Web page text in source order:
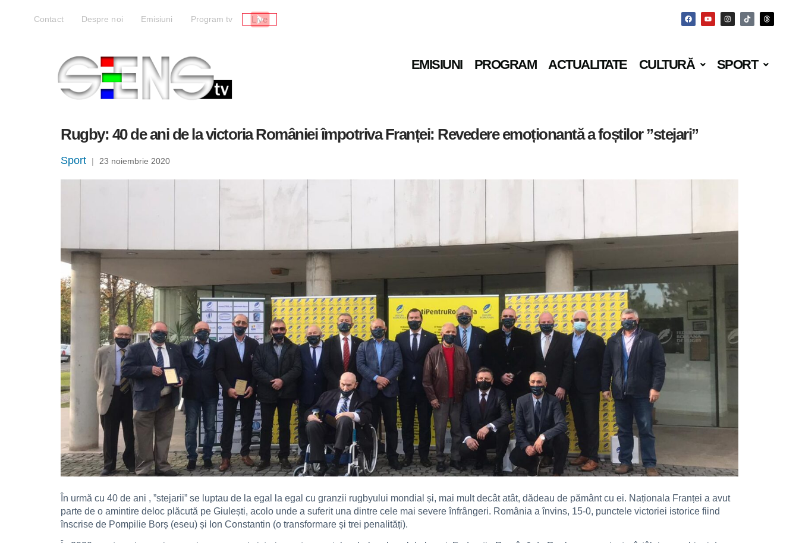
Contact Despre noi Emisiuni Program tv Live
EMISIUNI PROGRAM ACTUALITATE CULTURĂ SPORT
Rugby: 40 de ani de la victoria României împotriva Franței: Revedere emoționantă a foștilor ”stejari”
Sport | 23 noiembrie 2020
În urmă cu 40 de ani , ”stejarii” se luptau de la egal la egal cu granzii rugbyului mondial și, mai mult decât atât, dădeau de pământ cu ei. Naționala Franței a avut
parte de o amintire deloc plăcută pe Giulești, acolo unde a suferit una dintre cele mai severe înfrângeri. România a învins, 15-0, punctele victoriei istorice fiind
înscrise de Pompilie Borș (eseu) și Ion Constantin (o transformare și trei penalități).